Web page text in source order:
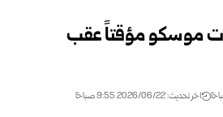
موسكو مؤقتاً عقب
اخر تحديث: 2026/06/22 9:55 صباحًا